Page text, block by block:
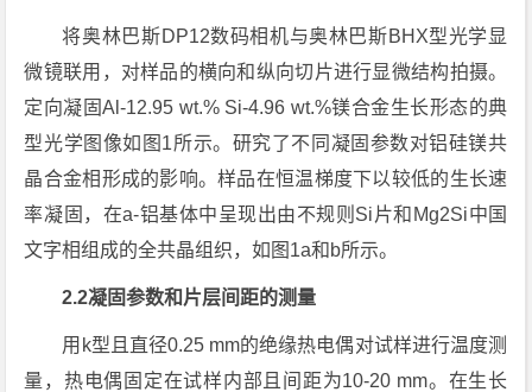
将奥林巴斯DP12数码相机与奥林巴斯BHX型光学显
微镜联用，对样品的横向和纵向切片进行显微结构拍摄。
定向凝固Al-12.95 wt.% Si-4.96 wt.%镁合金生长形态的典
型光学图像如图1所示。研究了不同凝固参数对铝硅镁共
晶合金相形成的影响。样品在恒温梯度下以较低的生长速
率凝固，在a-铝基体中呈现出由不规则Si片和Mg2Si中国
文字相组成的全共晶组织，如图1a和b所示。
2.2凝固参数和片层间距的测量
用k型且直径0.25 mm的绝缘热电偶对试样进行温度测
量，热电偶固定在试样内部且间距为10-20 mm。在生长